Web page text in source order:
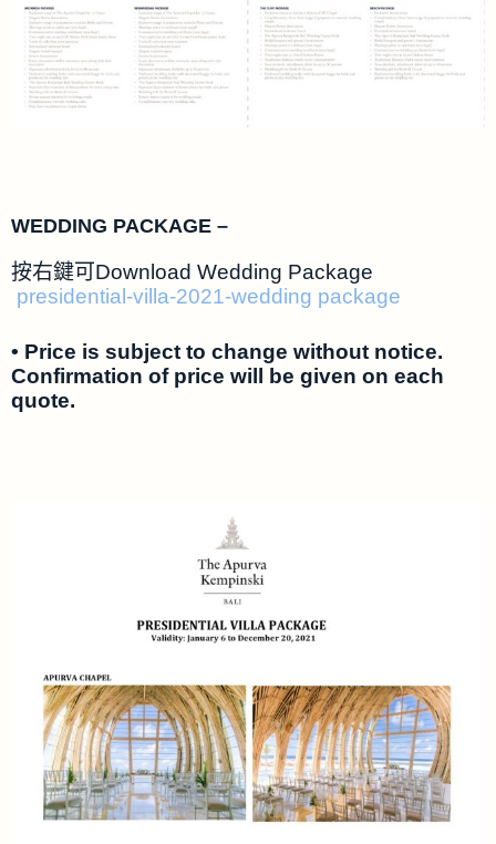
WEDDING PACKAGE –
按右鍵可Download Wedding Package
presidential-villa-2021-wedding package
• Price is subject to change without notice.
Confirmation of price will be given on each
quote.